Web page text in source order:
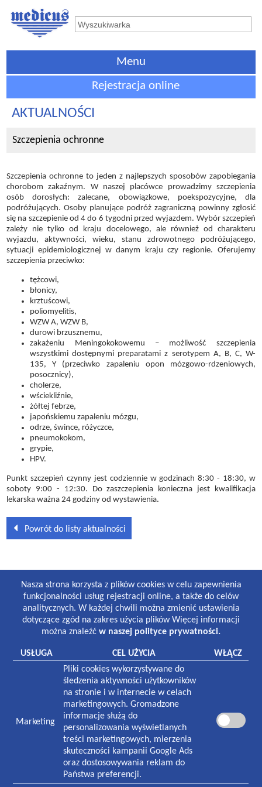
Menu
Rejestracja online
AKTUALNOŚCI
Szczepienia ochronne
Szczepienia ochronne to jeden z najlepszych sposobów zapobiegania
chorobom zakaźnym. W naszej placówce prowadzimy szczepienia
osób dorosłych: zalecane, obowiązkowe, poekspozycyjne, dla
podróżujących. Osoby planujące podróż zagraniczną powinny zgłosić
się na szczepienie od 4 do 6 tygodni przed wyjazdem. Wybór szczepień
zależy nie tylko od kraju docelowego, ale również od charakteru
wyjazdu, aktywności, wieku, stanu zdrowotnego podróżującego,
sytuacji epidemiologicznej w danym kraju czy regionie. Oferujemy
szczepienia przeciwko:
tężcowi,
błonicy,
krztuścowi,
poliomyelitis,
WZW A, WZW B,
durowi brzusznemu,
zakażeniu Meningokokowemu – możliwość szczepienia
wszystkimi dostępnymi preparatami z serotypem A, B, C, W-
135, Y (przeciwko zapaleniu opon mózgowo-rdzeniowych,
posocznicy),
cholerze,
wściekliźnie,
żółtej febrze,
japońskiemu zapaleniu mózgu,
odrze, śwince, różyczce,
pneumokokom,
grypie,
HPV.
Punkt szczepień czynny jest codziennie w godzinach 8:30 - 18:30, w
soboty 9:00 - 12:30. Do zaszczepienia konieczna jest kwalifikacja
lekarska ważna 24 godziny od wystawienia.
Powrót do listy aktualności
Lekarze i gabinety stomatologiczne:
8:30-19:00 poniedziałek-piątek
8:30-13:00 sobota
Laboratorium:
7:00-16:00 poniedziałek-piątek
8:30-12:30 sobota
Pracownia rentgenowska:
8:00-18:30 poniedziałek-piątek
8:30-13:00 sobota
NASZA PLACÓWKA
Plac Zwycięstwa 1
70-233 Szczecin
Czynna w godzinach:
Nasza strona korzysta z plików cookies w celu zapewnienia
funkcjonalności usług rejestracji online, a także do celów
analitycznych. W każdej chwili można zmienić ustawienia
dotyczące zgód na zakres użycia plików Więcej informacji
można znaleźć w naszej polityce prywatności.
USŁUGA CEL UŻYCIA WŁĄCZ
Marketing
Pliki cookies wykorzystywane do
śledzenia aktywności użytkowników
na stronie i w internecie w celach
marketingowych. Gromadzone
informacje służą do
personalizowania wyświetlanych
treści marketingowych, mierzenia
skuteczności kampanii Google Ads
oraz dostosowywania reklam do
Państwa preferencji.